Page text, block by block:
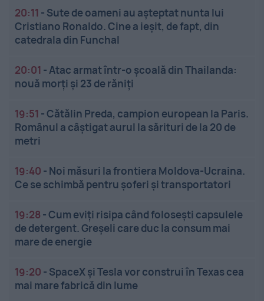
20:11 - Sute de oameni au așteptat nunta lui
Cristiano Ronaldo. Cine a ieșit, de fapt, din
catedrala din Funchal
20:01 -Atac armat într-o școală din Thailanda:
nouă morți și 23 de răniți
19:51 -Cătălin Preda, campion european la Paris.
Românul a câștigat aurul la sărituri de la 20 de
metri
19:40 - Noi măsuri la frontiera Moldova-Ucraina.
Ce se schimbă pentru șoferi și transportatori
19:28 -Cum eviți risipa când folosești capsulele
de detergent. Greșeli care duc la consum mai
mare de energie
19:20 - SpaceX și Tesla vor construi în Texas cea
mai mare fabrică din lume